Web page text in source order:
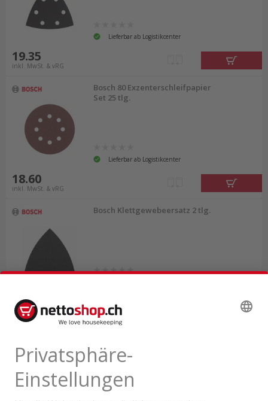
Lieferbar ab Logistikcenter
19.35
inkl. MwSt. & vRG
Bosch 80 Exzenterschleifpapier
Set 25 tlg.
Lieferbar ab Logistikcenter
18.60
inkl. MwSt. & vRG
Bosch Klettgewebeersatz 2 tlg.
11.90
inkl. MwSt. & vRG